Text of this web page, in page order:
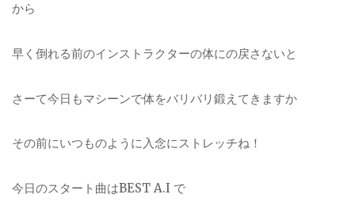
から
早く倒れる前のインストラクターの体にの戻さないと
さーて今日もマシーンで体をバリバリ鍛えてきますか
その前にいつものように入念にストレッチね！
今日のスタート曲はBEST A.I で